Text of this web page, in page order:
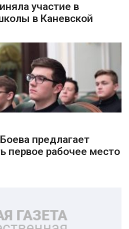
участие в
в Каневской
предлагает
первое рабочее место